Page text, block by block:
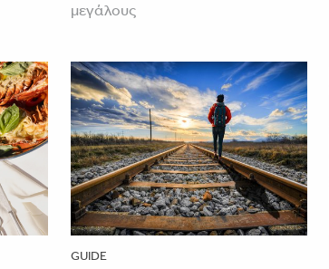
μεγάλους
GUIDE